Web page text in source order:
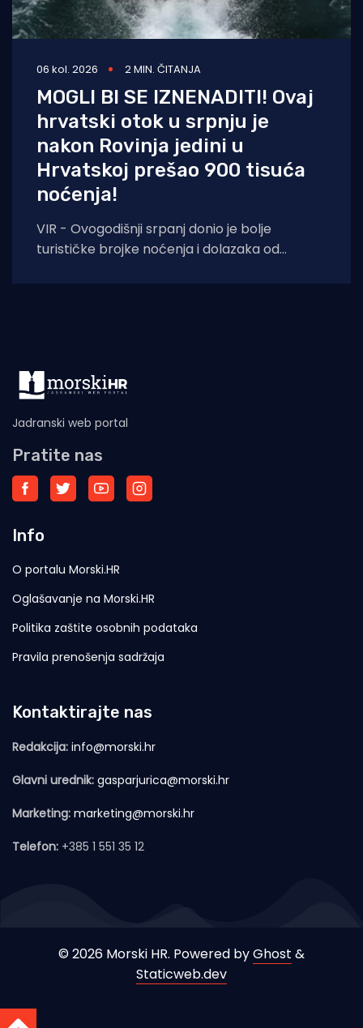
06 kol. 2026 2 MIN. ČITANJA
MOGLI BI SE IZNENADITI! Ovaj
hrvatski otok u srpnju je
nakon Rovinja jedini u
Hrvatskoj prešao 900 tisuća
noćenja!
VIR - Ovogodišnji srpanj donio je bolje
turističke brojke noćenja i dolazaka od
Jadranski web portal
Pratite nas
Info
O portalu Morski.HR
Oglašavanje na Morski.HR
Politika zaštite osobnih podataka
Pravila prenošenja sadržaja
Kontaktirajte nas
Redakcija: info@morski.hr
Glavni urednik: gasparjurica@morski.hr
Marketing: marketing@morski.hr
Telefon: +385 1 551 35 12
© 2026 Morski HR. Powered byGhost &
Staticweb.dev